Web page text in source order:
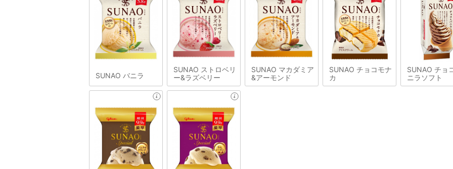
SUNAO バニラ
SUNAO ストロベリ
ー&ラズベリー
SUNAO マカダミア
&アーモンド
SUNAO チョコモナ
カ
SUNAO チョ
ニラソフト